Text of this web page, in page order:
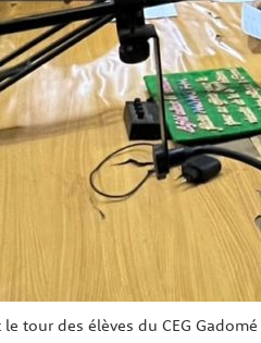
le tour des élèves du CEG